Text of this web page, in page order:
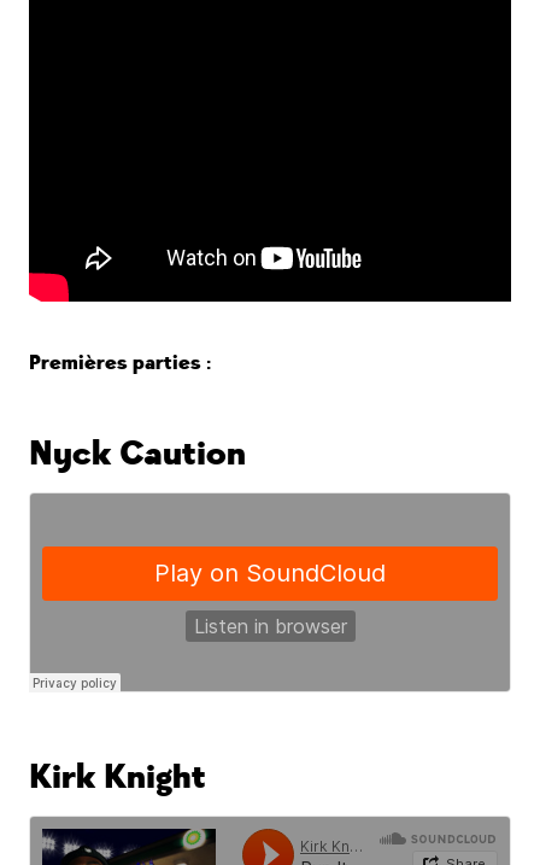
Premières parties :
Nyck Caution
Kirk Knight